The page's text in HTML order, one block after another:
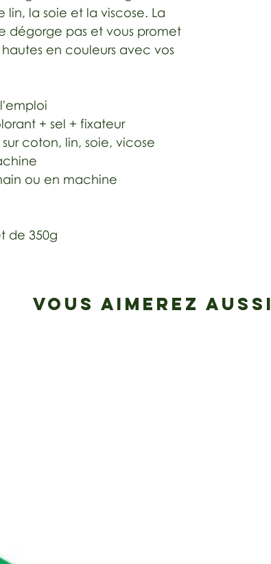
la soie et la viscose. La
dégorge pas et vous promet
en couleurs avec vos
+ sel + fixateur
coton, lin, soie, vicose
ou en machine
de 350g
VOUS AIMEREZ AUSSI